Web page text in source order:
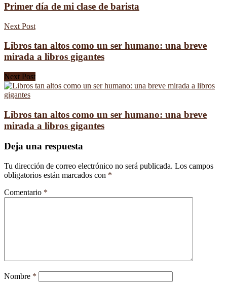
Primer día de mi clase de barista
Next Post
Libros tan altos como un ser humano: una breve
mirada a libros gigantes
Next Post
Libros tan altos como un ser humano: una breve
mirada a libros gigantes
Deja una respuesta
Tu dirección de correo electrónico no será publicada. Los campos
obligatorios están marcados con *
Comentario *
Nombre *